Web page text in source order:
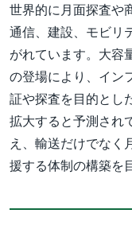
世界的に月面探査や
通信、建設、モビリ
がれています。大容
の登場により、イン
証や探査を目的とし
拡大すると予測され
え、輸送だけでなく
援する体制の構築を